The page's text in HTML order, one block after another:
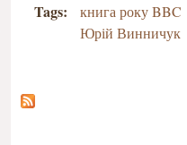
Tags:
книга року BBC
Юрій Винничук